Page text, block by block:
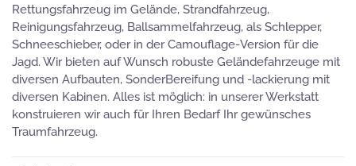
Rettungsfahrzeug im Gelände, Strandfahrzeug,
Reinigungsfahrzeug, Ballsammelfahrzeug, als Schlepper,
Schneeschieber, oder in der Camouflage-Version für die
Jagd. Wir bieten auf Wunsch robuste Geländefahrzeuge mit
diversen Aufbauten, SonderBereifung und -lackierung mit
diversen Kabinen. Alles ist möglich: in unserer Werkstatt
konstruieren wir auch für Ihren Bedarf Ihr gewünsches
Traumfahrzeug.